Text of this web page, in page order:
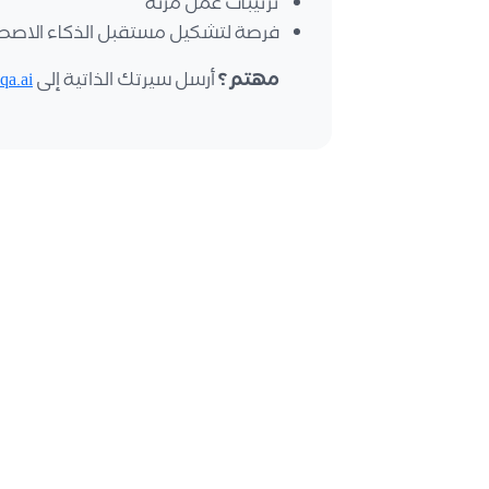
فرصة لتشكيل مستقبل الذكاء
مهتم؟أرسل سيرتك الذاتية إلى